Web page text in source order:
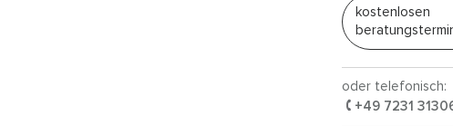
kostenlosen
oder telefonisch:
+49 7231